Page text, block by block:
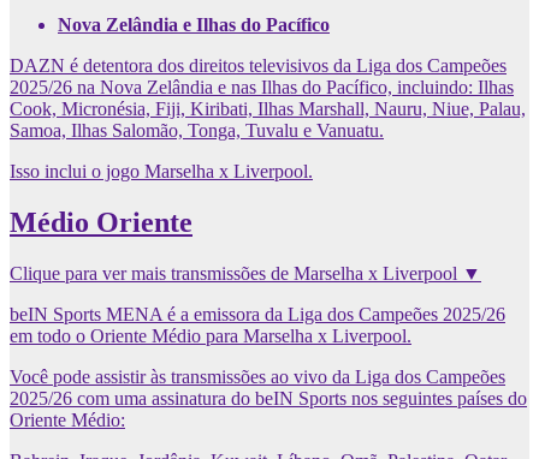
Nova Zelândia e Ilhas do Pacífico
DAZN é detentora dos direitos televisivos da Liga dos Campeões
2025/26 na Nova Zelândia e nas Ilhas do Pacífico, incluindo: Ilhas
Cook, Micronésia, Fiji, Kiribati, Ilhas Marshall, Nauru, Niue, Palau,
Samoa, Ilhas Salomão, Tonga, Tuvalu e Vanuatu.
Isso inclui o jogo Marselha x Liverpool.
Médio Oriente
Clique para ver mais transmissões de Marselha x Liverpool ▼
beIN Sports MENA é a emissora da Liga dos Campeões 2025/26
em todo o Oriente Médio para Marselha x Liverpool.
Você pode assistir às transmissões ao vivo da Liga dos Campeões
2025/26 com uma assinatura do beIN Sports nos seguintes países do
Oriente Médio: